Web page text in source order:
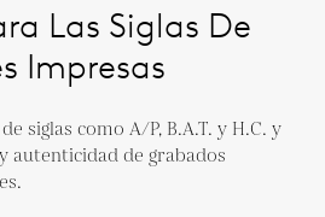
Las Siglas De
Impresas
siglas como A/P, B.A.T. y H.C. y
autenticidad de grabados